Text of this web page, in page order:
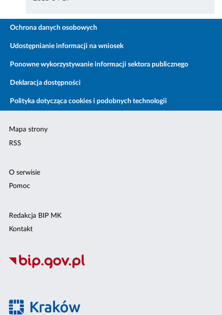
Ochrona danych osobowych
Udostępnianie informacji na wniosek
Ponowne wykorzystywanie informacji sektora publicznego
Deklaracja dostępności
Polityka dotycząca cookies i podobnych technologii
Mapa strony
RSS
O serwisie
Pomoc
Redakcja BIP MK
Kontakt